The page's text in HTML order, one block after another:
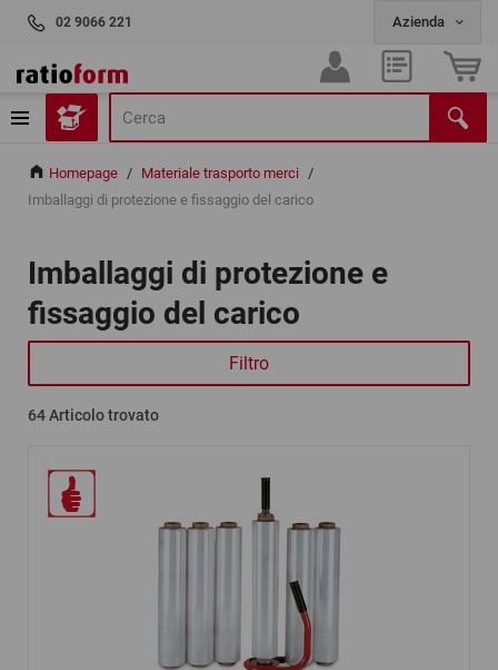
02 9066 221
Homepage / Materiale trasporto merci /
Imballaggi di protezione e fissaggio del carico
Imballaggi di protezione e
fissaggio del carico
Filtro
64Articolo trovato